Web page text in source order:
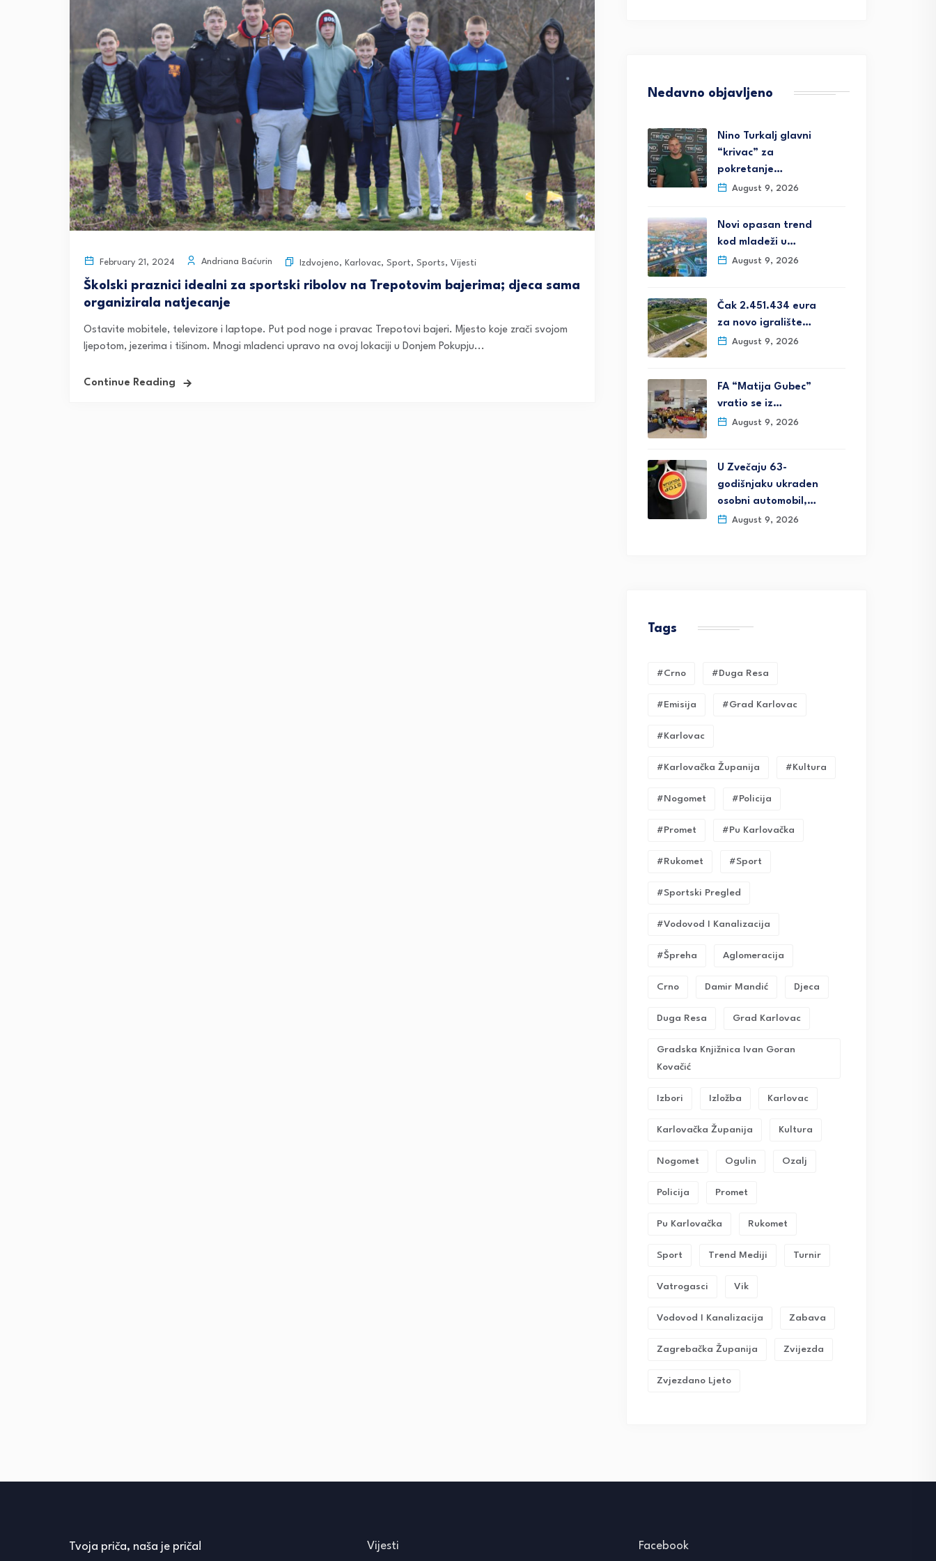
February 21, 2024 Andriana Baćurin Izdvojeno, Karlovac, Sport, Sports, Vijesti
Školski praznici idealni za sportski ribolov na Trepotovim bajerima; djeca sama
organizirala natjecanje
Ostavite mobitele, televizore i laptope. Put pod noge i pravac Trepotovi bajeri. Mjesto koje zrači svojom
ljepotom, jezerima i tišinom. Mnogi mladenci upravo na ovoj lokaciji u Donjem Pokupju...
Continue Reading
Nedavno objavljeno
Nino Turkalj glavni
“krivac” za
pokretanje…
August 9, 2026
Novi opasan trend
kod mladeži u…
August 9, 2026
Čak 2.451.434 eura
za novo igralište…
August 9, 2026
FA “Matija Gubec”
vratio se iz…
August 9, 2026
U Zvečaju 63-
godišnjaku ukraden
osobni automobil,…
August 9, 2026
Tags
#crno #duga Resa
#emisija #grad Karlovac
#karlovac
#karlovačka Županija #kultura
#nogomet #policija
#promet #pu Karlovačka
#rukomet #sport
#sportski Pregled
#vodovod I Kanalizacija
#Špreha Aglomeracija
Crno Damir Mandić Djeca
Duga Resa Grad Karlovac
Gradska Knjižnica Ivan Goran
Kovačić
Izbori Izložba Karlovac
Karlovačka Županija Kultura
Nogomet Ogulin Ozalj
Policija Promet
Pu Karlovačka Rukomet
Sport Trend Mediji Turnir
Vatrogasci Vik
Vodovod I Kanalizacija Zabava
Zagrebačka Županija Zvijezda
Zvjezdano Ljeto
Tvoja priča, naša je priča! Vijesti Facebook